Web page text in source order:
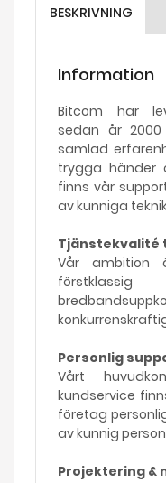
BESKRIVNING
Information
Bitcom har
sedan år
samlad
trygga händer
finns vår
av kunniga
Tjänstekvalité
Vår ambition
Personlig
Vårt
kundservice
företag
av kunnig
Projektering &